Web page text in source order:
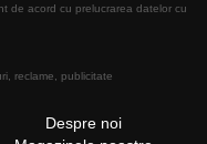
de acord cu prelucrarea datelor cu
reclame, publicitate
Despre noi